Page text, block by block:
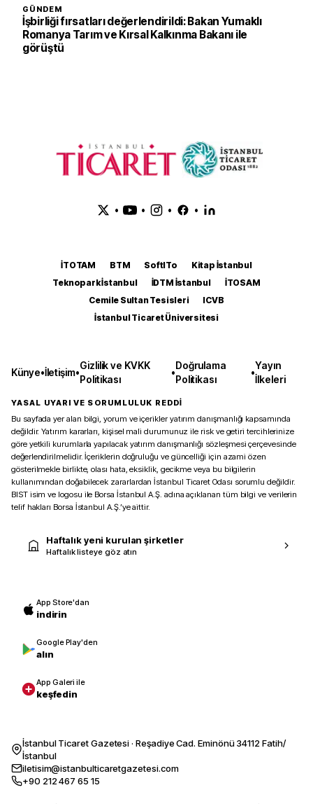
GÜNDEM
İşbirliği fırsatları değerlendirildi: Bakan Yumaklı
Romanya Tarım ve Kırsal Kalkınma Bakanı ile
görüştü
• • • •
İTOTAM BTM SoftITo
Kitap İstanbul
Teknopark İstanbul
İDTM İstanbul
İTOSAM
Cemile Sultan Tesisleri
ICVB
İstanbul Ticaret Üniversitesi
Künye•İletişim•
Gizlilik ve KVKK
Politikası
•
Doğrulama
Politikası
•
Yayın
İlkeleri
YASAL UYARI VE SORUMLULUK REDDİ
Bu sayfada yer alan bilgi, yorum ve içerikler yatırım danışmanlığı kapsamında
değildir. Yatırım kararları, kişisel mali durumunuz ile risk ve getiri tercihlerinize
göre yetkili kurumlarla yapılacak yatırım danışmanlığı sözleşmesi çerçevesinde
değerlendirilmelidir. İçeriklerin doğruluğu ve güncelliği için azami özen
gösterilmekle birlikte, olası hata, eksiklik, gecikme veya bu bilgilerin
kullanımından doğabilecek zararlardan İstanbul Ticaret Odası sorumlu değildir.
BIST isim ve logosu ile Borsa İstanbul A.Ş. adına açıklanan tüm bilgi ve verilerin
telif hakları Borsa İstanbul A.Ş.’ye aittir.
Haftalık yeni kurulan şirketler
Haftalık listeye göz atın
App Store'dan
indirin
Google Play'den
alın
App Galeri ile
keşfedin
İstanbul Ticaret Gazetesi · Reşadiye Cad. Eminönü 34112 Fatih/
İstanbul
iletisim@istanbulticaretgazetesi.com
+90 212 467 65 15